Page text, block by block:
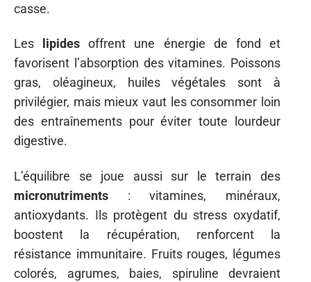
casse.
Les lipides offrent une énergie de fond et
favorisent l’absorption des vitamines. Poissons
gras, oléagineux, huiles végétales sont à
privilégier, mais mieux vaut les consommer loin
des entraînements pour éviter toute lourdeur
digestive.
L’équilibre se joue aussi sur le terrain des
micronutriments : vitamines, minéraux,
antioxydants. Ils protègent du stress oxydatif,
boostent la récupération, renforcent la
résistance immunitaire. Fruits rouges, légumes
colorés, agrumes, baies, spiruline devraient